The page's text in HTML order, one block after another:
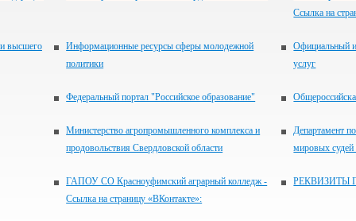
Ссылка на
высшего
Информационные ресурсы сферы молодежной
политики
Официальный
услуг
Федеральный портал "Российское образование"
Министерство агропромышленного комплекса и
продовольствия Свердловской области
Департамент
мировых судей
ГАПОУ СО Красноуфимский аграрный колледж -
Ссылка на страницу «ВКонтакте»:
РЕКВИЗИТЫ